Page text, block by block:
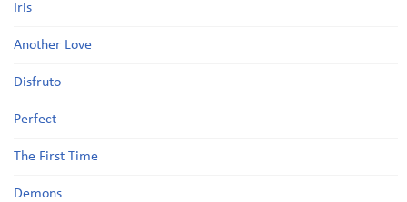
Iris
Another Love
Disfruto
Perfect
The First Time
Demons